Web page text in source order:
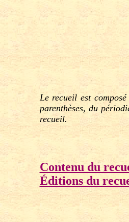
Le recueil est
parenthèses, du
recueil.
Contenu du
Éditions du